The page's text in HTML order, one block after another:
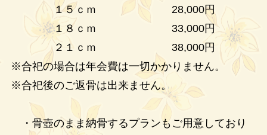
１５ｃｍ 28,000円
１８ｃｍ 33,000円
２１ｃｍ 38,000円
※合祀の場合は年会費は一切かかりません。
※合祀後のご返骨は出来ません。
・骨壺のまま納骨するプランもご用意しており